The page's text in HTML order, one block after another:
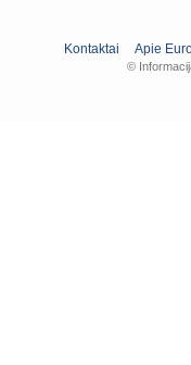
Kontaktai Apie
©